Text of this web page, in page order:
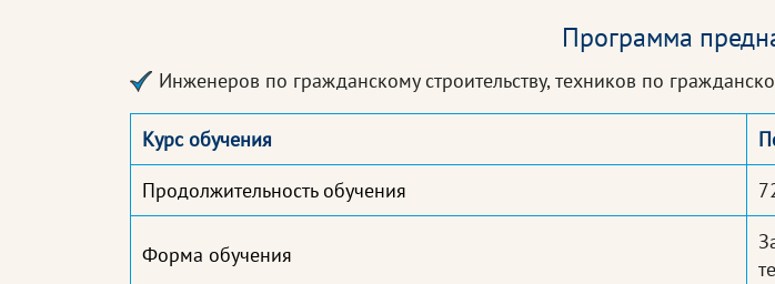
Программа
Инженеров по гражданскому строительству, техников по
Курс обучения
Продолжительность обучения
Форма обучения